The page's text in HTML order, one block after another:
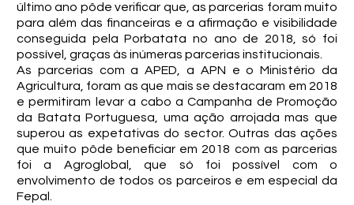
último ano pôde verificar que, as parcerias foram muito
para além das financeiras e a afirmação e visibilidade
conseguida pela Porbatata no ano de 2018, só foi
possível, graças às inúmeras parcerias institucionais.
As parcerias com a APED, a APN e o Ministério da
Agricultura, foram as que mais se destacaram em 2018
e permitiram levar a cabo a Campanha de Promoção
da Batata Portuguesa, uma ação arrojada mas que
superou as expetativas do sector. Outras das ações
que muito pôde beneficiar em 2018 com as parcerias
foi a Agroglobal, que só foi possível com o
envolvimento de todos os parceiros e em especial da
Fepal.